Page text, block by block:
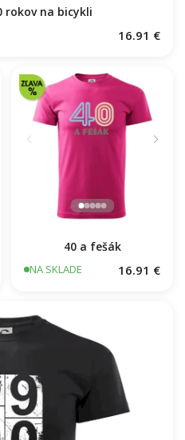
rokov na bicykli
16.91 €
40 a fešák
NA SKLADE 16.91 €